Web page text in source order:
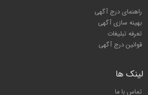
راهنمای درج آگهی
بهینه سازی آگهی
تعرفه تبلیغات
قوانین درج آگهی
لینک ها
تماس با ما